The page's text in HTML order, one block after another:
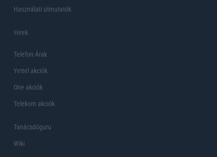
Használati útmutatók
Hirek
Telefon Árak
Yettel akciók
One akciók
Telekom akciók
Tanácsdóguru
Wiki